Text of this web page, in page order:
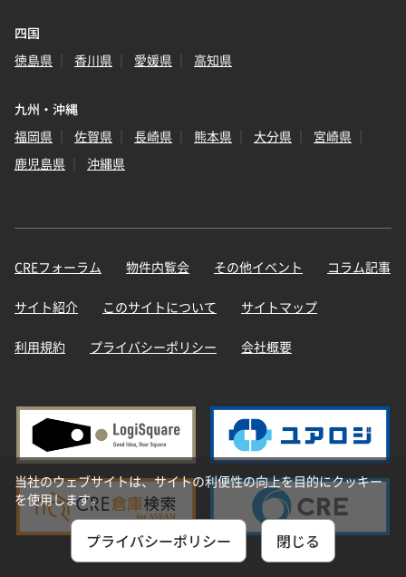
四国
徳島県
香川県 愛媛県 高知県
九州・沖縄
福岡県
佐賀県 長崎県 熊本県 大分県
宮崎県
鹿児島県
沖縄県
CREフォーラム 物件内覧会 その他イベント コラム記事
サイト紹介 このサイトについて サイトマップ
利用規約 プライバシーポリシー 会社概要
当社のウェブサイトは、サイトの利便性の向上を目的にクッキー
を使用します。
プライバシーポリシー 閉じる